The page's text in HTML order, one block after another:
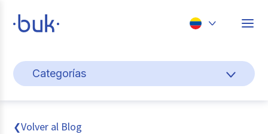
Perú
Categorías
Cultura y bienestar laboral
Gestión de personas
❮Volver al Blog